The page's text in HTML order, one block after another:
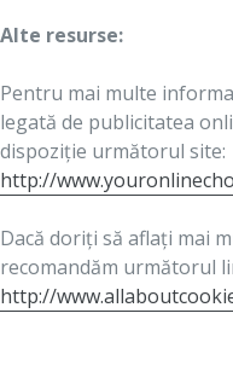
Alte resurse:
Pentru mai multe
legată de publicitatea
dispoziție următorul site:
http://
Dacă doriți să aflați mai
recomandăm următorul
http://